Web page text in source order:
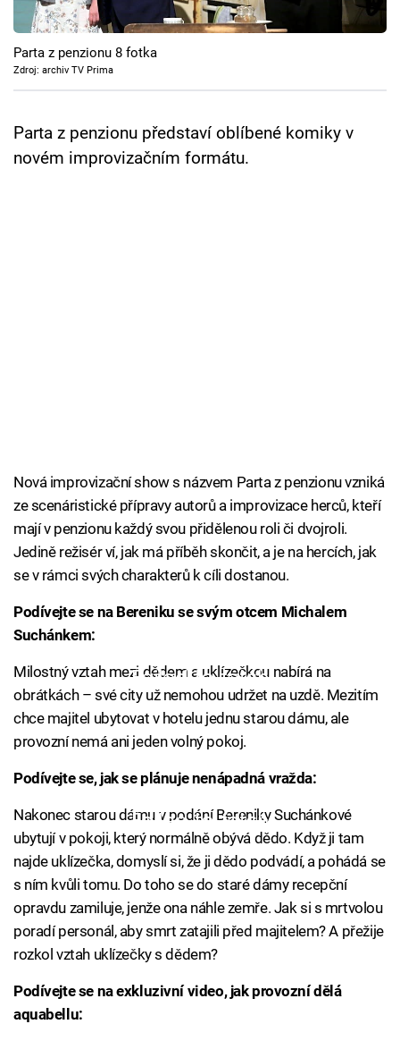
Cool Esport
Pořady
Sledujte prima+
Parta z penzionu 8 fotka
Zdroj: archiv TV Prima
Parta z penzionu představí oblíbené komiky v
novém improvizačním formátu.
Nová improvizační show s názvem Parta z penzionu vzniká
ze scenáristické přípravy autorů a improvizace herců, kteří
mají v penzionu každý svou přidělenou roli či dvojroli.
Jedině režisér ví, jak má příběh skončit, a je na hercích, jak
se v rámci svých charakterů k cíli dostanou.
Podívejte se na Bereniku se svým otcem Michalem
Suchánkem:
Failed to fetch
Milostný vztah mezi dědem a uklízečkou nabírá na
obrátkách – své city už nemohou udržet na uzdě. Mezitím
chce majitel ubytovat v hotelu jednu starou dámu, ale
provozní nemá ani jeden volný pokoj.
Podívejte se, jak se plánuje nenápadná vražda:
Failed to fetch
Nakonec starou dámu v podání Bereniky Suchánkové
ubytují v pokoji, který normálně obývá dědo. Když ji tam
najde uklízečka, domyslí si, že ji dědo podvádí, a pohádá se
s ním kvůli tomu. Do toho se do staré dámy recepční
opravdu zamiluje, jenže ona náhle zemře. Jak si s mrtvolou
poradí personál, aby smrt zatajili před majitelem? A přežije
rozkol vztah uklízečky s dědem?
Podívejte se na exkluzivní video, jak provozní dělá
aquabellu: